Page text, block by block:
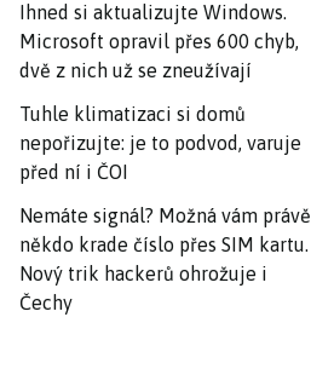
Ihned si aktualizujte Windows.
Microsoft opravil přes 600 chyb,
dvě z nich už se zneužívají
Tuhle klimatizaci si domů
nepořizujte: je to podvod, varuje
před ní i ČOI
Nemáte signál? Možná vám právě
někdo krade číslo přes SIM kartu.
Nový trik hackerů ohrožuje i
Čechy